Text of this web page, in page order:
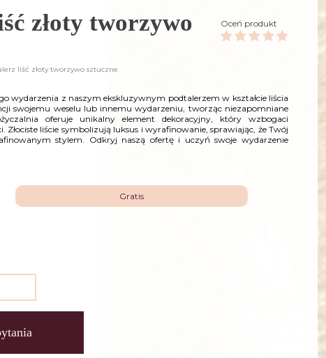
złoty tworzywo
liść złoty tworzywo sztuczne
Oceń produkt
wydarzenia z naszym ekskluzywnym podtalerzem w kształcie liścia
swojemu weselu lub innemu wydarzeniu, tworząc niezapomniane
oferuje unikalny element dekoracyjny, który wzbogaci
Złociste liście symbolizują luksus i wyrafinowanie, sprawiając, że Twój
stylem. Odkryj naszą ofertę i uczyń swoje wydarzenie
Gratis